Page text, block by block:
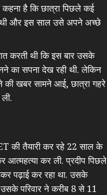
है कि छात्रा पिछले कई
थी और इस साल उसे अपने अच्छे
करती थी कि इस बार उसके
का सपना देख रही थी. लेकिन
की खबर सामने आई, छात्रा गहरे
की तैयारी कर रहे 22 साल के
आत्महत्या कर ली. प्रदीप पिछले
पढ़ाई कर रहा था. उसके
परिवार ने करीब 8 से 11